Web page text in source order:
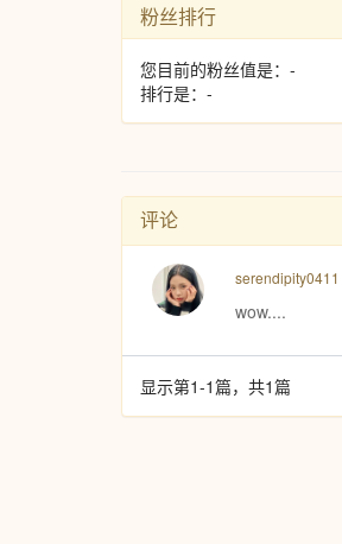
粉丝排行
您目前的粉丝值是：-
排行是：-
评论
serendipity0411
wow....
显示第1-1篇，共1篇